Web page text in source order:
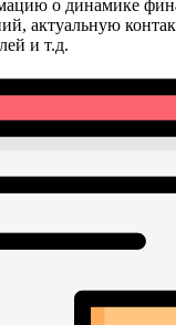
о динамике
актуальную
и т.д.